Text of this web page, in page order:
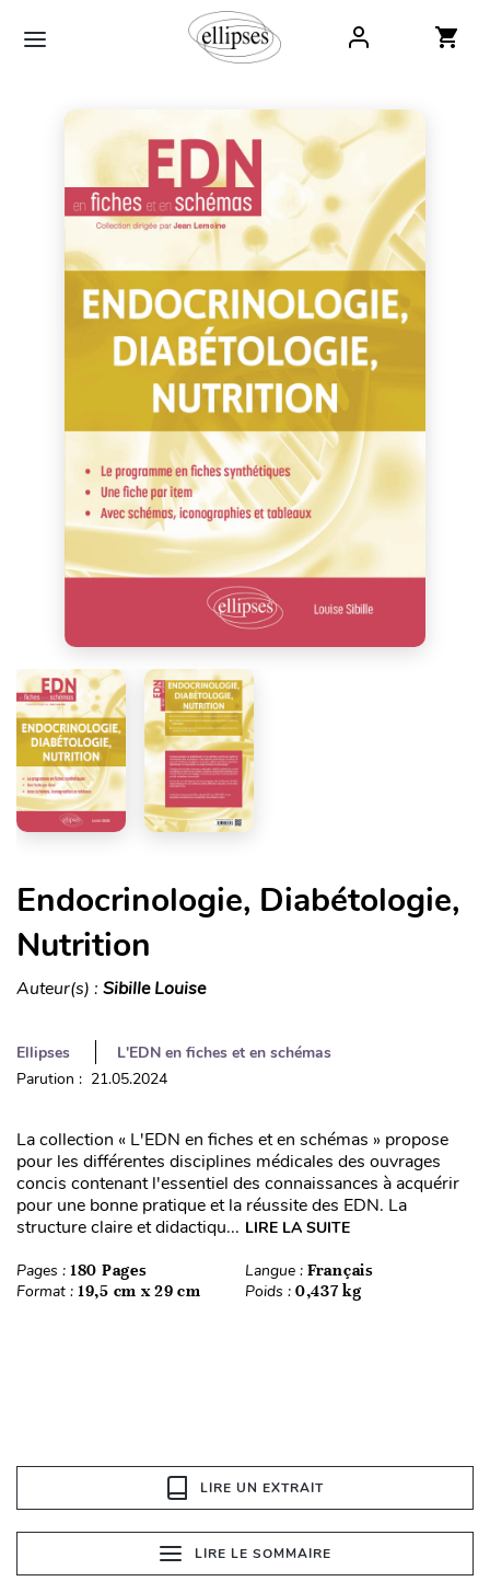
Endocrinologie, Diabétologie,
Nutrition
Auteur(s) : Sibille Louise
Ellipses
L'EDN en fiches et en schémas
Parution : 21.05.2024
La collection « L'EDN en fiches et en schémas » propose
pour les différentes disciplines médicales des ouvrages
concis contenant l'essentiel des connaissances à acquérir
pour une bonne pratique et la réussite des EDN. La
structure claire et didactiqu... LIRE LA SUITE
Pages : 180 Pages Langue : Français
Format : 19,5 cm x 29 cm Poids : 0,437 kg
LIRE UN EXTRAIT
LIRE LE SOMMAIRE